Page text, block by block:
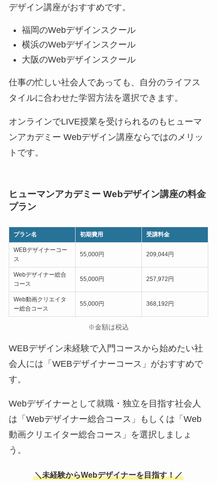
デザイン講座がおすすめです。
福岡のWebデザインスクール
横浜のWebデザインスクール
大阪のWebデザインスクール
仕事の忙しい社会人であっても、自分のライフス
タイルに合わせた学習方法を選択できます。
オンラインでLIVE授業を受けられるのもヒューマ
ンアカデミー Webデザイン講座ならではのメリッ
トです。
ヒューマンアカデミー Webデザイン講座の料金
プラン
プラン名 初期費用 受講料金
WEBデザイナーコー
ス
55,000円 209,044円
Webデザイナー総合
コース
55,000円 257,972円
Web動画クリエイタ
ー総合コース
55,000円 368,192円
※金額は税込
WEBデザイン未経験で入門コースから始めたい社
会人には「WEBデザイナーコース」がおすすめで
す。
Webデザイナーとして就職・独立を目指す社会人
は「Webデザイナー総合コース」もしくは「Web
動画クリエイター総合コース」を選択しましょ
う。
＼未経験からWebデザイナーを目指す！／